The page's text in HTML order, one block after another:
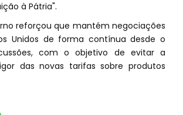
à Pátria".
reforçou que mantém negociações
Unidos de forma contínua desde o
com o objetivo de evitar a
das novas tarifas sobre produtos